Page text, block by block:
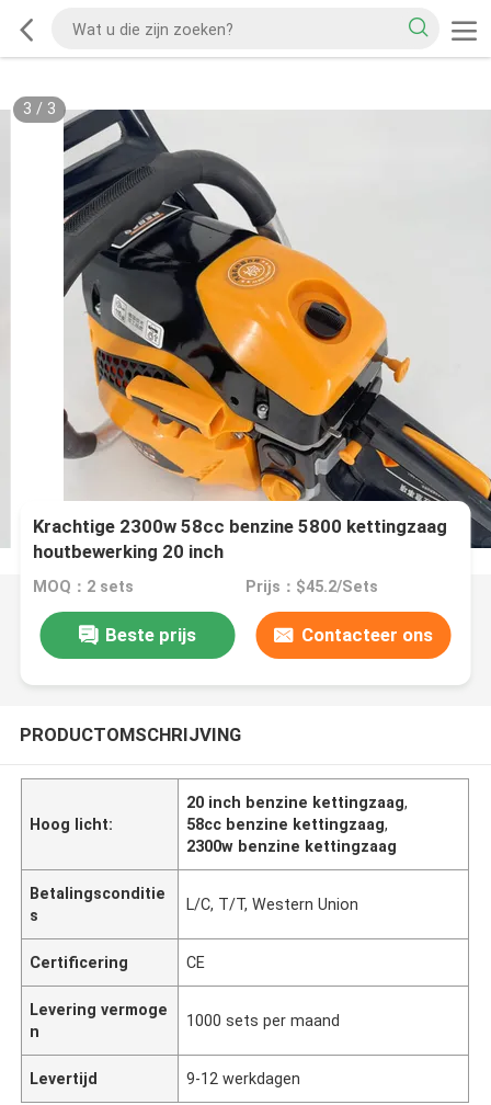
3 / 3
Krachtige 2300w 58cc benzine 5800 kettingzaag
houtbewerking 20 inch
MOQ：2 sets Prijs：$45.2/Sets
Beste prijs Contacteer ons
PRODUCTOMSCHRIJVING
Hoog licht:
20 inch benzine kettingzaag,
58cc benzine kettingzaag,
2300w benzine kettingzaag
Betalingsconditie
s
L/C, T/T, Western Union
Certificering CE
Levering vermoge
n
1000 sets per maand
Levertijd 9-12 werkdagen